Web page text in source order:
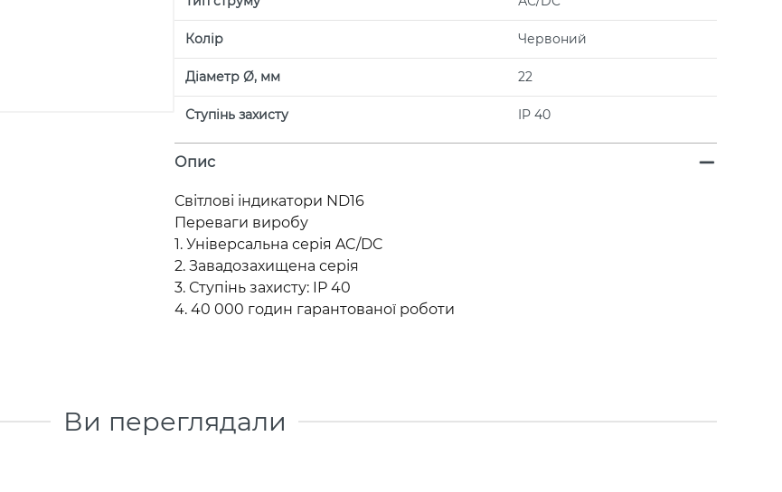
Колір Червоний
Діаметр Ø, мм 22
Ступінь захисту IP 40
Опис
Світлові індикатори ND16
Переваги виробу
1. Універсальна серія AC/DC
2. Завадозахищена серія
3. Ступінь захисту: IP 40
4. 40 000 годин гарантованої роботи
Ви переглядали